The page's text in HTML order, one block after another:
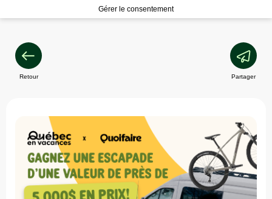
Gérer le consentement
Retour Partager